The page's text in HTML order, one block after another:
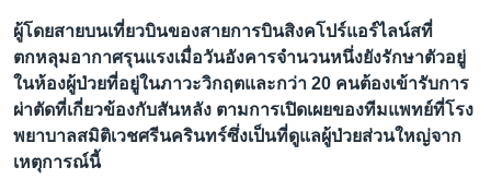
ผู้โดยสายบนเที่ยวบินของสายการบินสิงคโปร์แอร์ไลน์สที่
ตกหลุมอากาศรุนแรงเมื่อวันอังคารจำนวนหนึ่งยังรักษาตัวอยู่
ในห้องผู้ป่วยที่อยู่ในภาวะวิกฤตและกว่า 20 คนต้องเข้ารับการ
ผ่าตัดที่เกี่ยวข้องกับสันหลัง ตามการเปิดเผยของทีมแพทย์ที่โรง
พยาบาลสมิติเวชศรีนครินทร์ซึ่งเป็นที่ดูแลผู้ป่วยส่วนใหญ่จาก
เหตุการณ์นี้